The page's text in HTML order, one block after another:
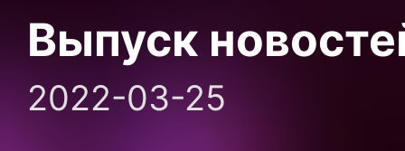
Выпуск
2022-03-25